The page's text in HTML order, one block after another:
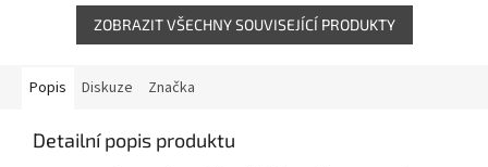
ZOBRAZIT VŠECHNY SOUVISEJÍCÍ PRODUKTY
Popis Diskuze Značka
Detailní popis produktu